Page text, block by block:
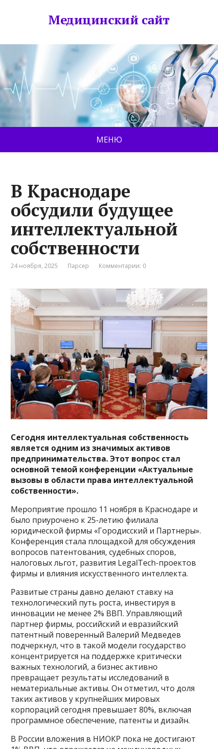
Медицинский сайт
МЕНЮ
В Краснодаре
обсудили будущее
интеллектуальной
собственности
24 ноября, 2025 Парсер Комментарии: 0
Сегодня интеллектуальная собственность
является одним из значимых активов
предпринимательства. Этот вопрос стал
основной темой конференции «Актуальные
вызовы в области права интеллектуальной
собственности».
Мероприятие прошло 11 ноября в Краснодаре и
было приурочено к 25-летию филиала
юридической фирмы «Городисский и Партнеры».
Конференция стала площадкой для обсуждения
вопросов патентования, судебных споров,
налоговых льгот, развития LegalTech-проектов
фирмы и влияния искусственного интеллекта.
Развитые страны давно делают ставку на
технологический путь роста, инвестируя в
инновации не менее 2% ВВП. Управляющий
партнер фирмы, российский и евразийский
патентный поверенный Валерий Медведев
подчеркнул, что в такой модели государство
концентрируется на поддержке критически
важных технологий, а бизнес активно
превращает результаты исследований в
нематериальные активы. Он отметил, что доля
таких активов у крупнейших мировых
корпораций сегодня превышает 80%, включая
программное обеспечение, патенты и дизайн.
В России вложения в НИОКР пока не достигают